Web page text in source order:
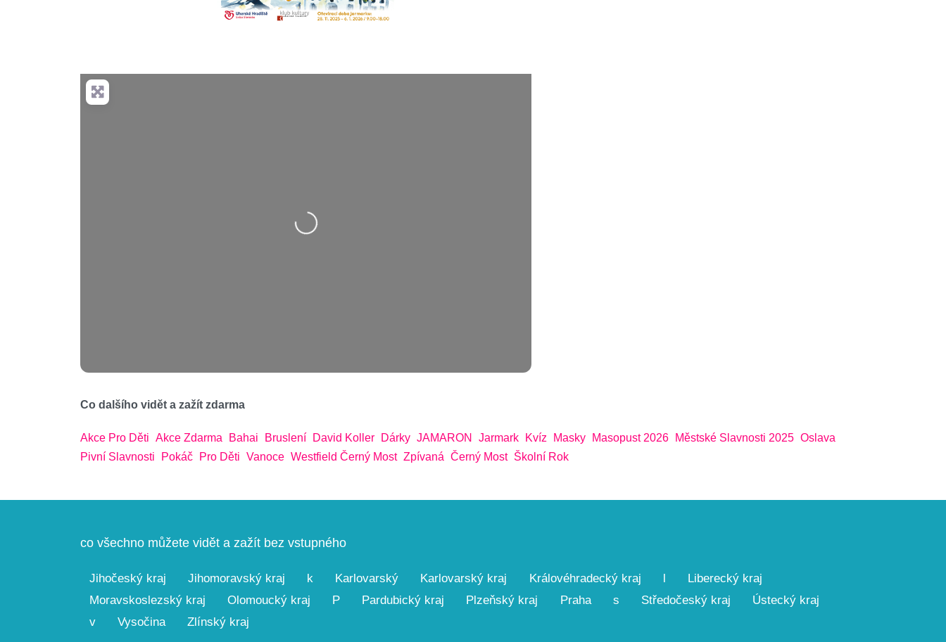
Nahrávání….
Co dalšího vidět a zažít zdarma
Akce Pro Děti Akce Zdarma Bahai Bruslení David Koller Dárky JAMARON Jarmark Kvíz Masky Masopust 2026 Městské Slavnosti 2025 Oslava
Pivní Slavnosti
Pokáč Pro Děti Vanoce Westfield Černý Most Zpívaná Černý Most Školní Rok
co všechno můžete vidět a zažít bez vstupného
Jihočeský kraj Jihomoravský kraj k Karlovarský Karlovarský kraj Královéhradecký kraj l
Liberecký kraj
Moravskoslezský kraj
Olomoucký kraj P Pardubický kraj Plzeňský kraj Praha s Středočeský kraj
Ústecký kraj
v
Vysočina Zlínský kraj